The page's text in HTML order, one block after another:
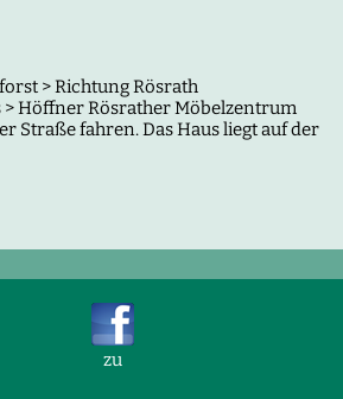
> Richtung Rösrath
> Höffner Rösrather Möbelzentrum
Straße fahren. Das Haus liegt auf der
zu